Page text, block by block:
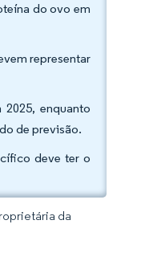
do ovo em
representar
enquanto
de previsão.
deve ter o
da